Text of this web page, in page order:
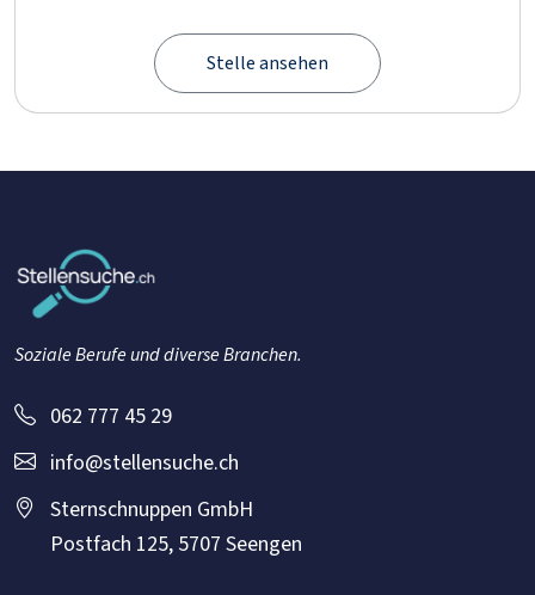
Stelle ansehen
Soziale Berufe und diverse Branchen.
062 777 45 29
info@stellensuche.ch
Sternschnuppen GmbH
Postfach 125, 5707 Seengen